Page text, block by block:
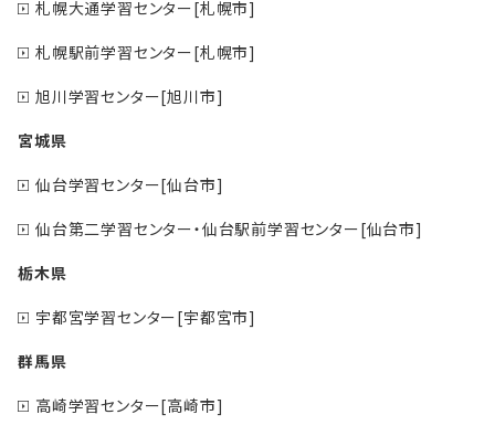
札幌大通学習センター[札幌市]
札幌駅前学習センター[札幌市]
旭川学習センター[旭川市]
宮城県
仙台学習センター[仙台市]
仙台第二学習センター・仙台駅前学習センター[仙台市]
栃木県
宇都宮学習センター[宇都宮市]
群馬県
高崎学習センター[高崎市]